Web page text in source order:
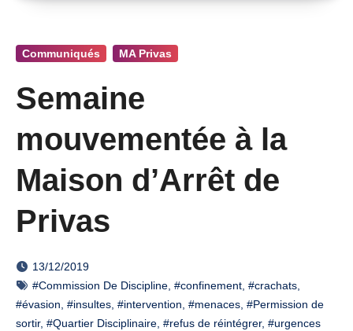
Communiqués MA Privas
Semaine
mouvementée à la
Maison d’Arrêt de
Privas
13/12/2019
#Commission De Discipline #confinement #crachats
#évasion #insultes #intervention #menaces #Permission de
sortir, #Quartier Disciplinaire #refus de réintégrer, #urgences